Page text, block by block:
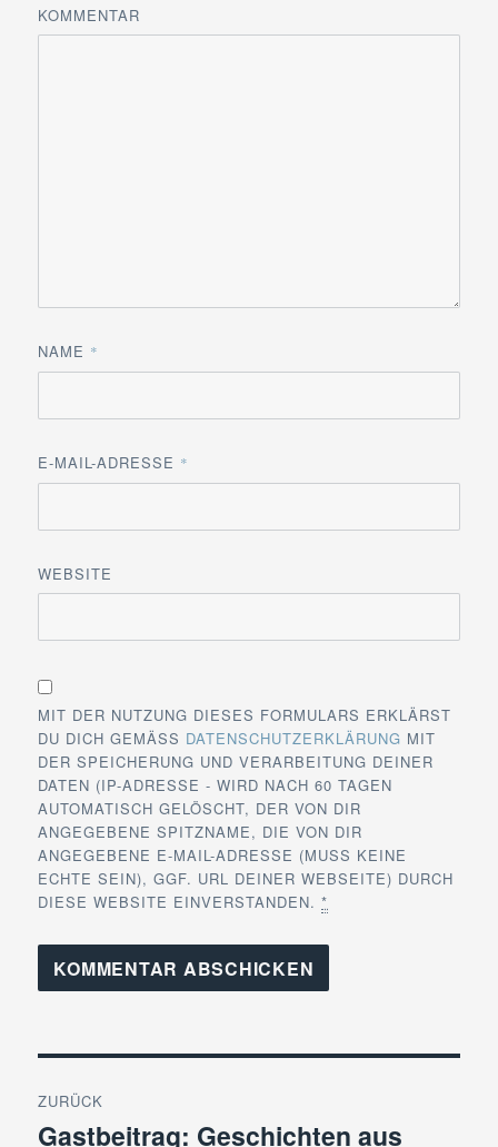
KOMMENTAR
NAME *
E-MAIL-ADRESSE *
WEBSITE
MIT DER NUTZUNG DIESES FORMULARS ERKLÄRST
DU DICH GEMÄSS DATENSCHUTZERKLÄRUNG MIT
DER SPEICHERUNG UND VERARBEITUNG DEINER
DATEN (IP-ADRESSE - WIRD NACH 60 TAGEN
AUTOMATISCH GELÖSCHT, DER VON DIR
ANGEGEBENE SPITZNAME, DIE VON DIR
ANGEGEBENE E-MAIL-ADRESSE (MUSS KEINE
ECHTE SEIN), GGF. URL DEINER WEBSEITE) DURCH
DIESE WEBSITE EINVERSTANDEN.*
ZURÜCK
Vorheriger
Gastbeitrag: Geschichten aus